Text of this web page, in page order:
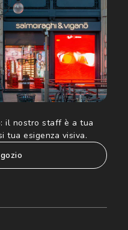
il nostro staff è a tua
tua esigenza visiva.